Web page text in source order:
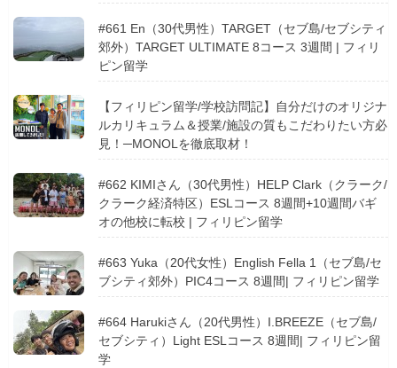
#661 En（30代男性）TARGET（セブ島/セブシティ
郊外）TARGET ULTIMATE 8コース 3週間 | フィリ
ピン留学
【フィリピン留学/学校訪問記】自分だけのオリジナ
ルカリキュラム＆授業/施設の質もこだわりたい方必
見！─MONOLを徹底取材！
#662 KIMIさん（30代男性）HELP Clark（クラーク/
クラーク経済特区）ESLコース 8週間+10週間バギ
オの他校に転校 | フィリピン留学
#663 Yuka（20代女性）English Fella 1（セブ島/セ
ブシティ郊外）PIC4コース 8週間| フィリピン留学
#664 Harukiさん（20代男性）I.BREEZE（セブ島/
セブシティ）Light ESLコース 8週間| フィリピン留
学